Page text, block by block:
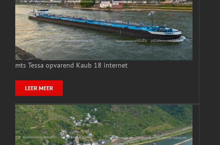
mts Tessa opvarend Kaub 18 internet
LEER MEER